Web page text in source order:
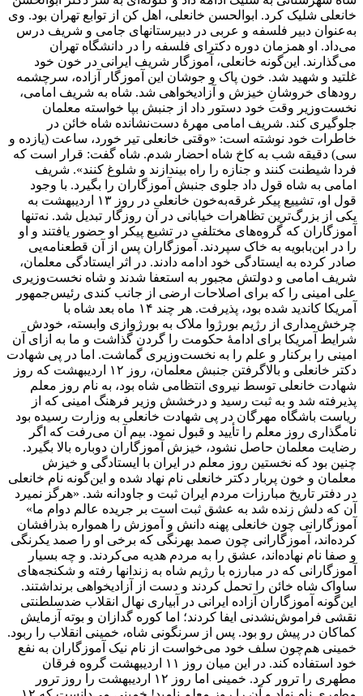
خانعلی شلیک کرد. ابوالحسن خانعلی، اهل کن از توابع تهران بود. وی
به‌عنوان دبیر فلسفه و عربی در دبیرستانهای جامی و شریف درس
می‌داد. او همزمان دوره دکترای فلسفه را در دانشگاه تهران
می‌گذارند. این‌گونه خانعلی، آموزگار شریف ایرانی در خون خود
غلتید و شهید شد. خون پاک و جوشان این آموزگار آزاده، سرچشمه
رودهای خروشانِ خیزش و آزادیخواهی شد. شاه به شریف امامی،
نخست‌وزیر وقت خود دستور داد از جنبش بپا خواسته معلمان
جلوگیری کند. شریف امامی مهرهٔ دست‌نشانده شاه خائن در
خاطرات خود نوشته است: «وقتی خانعلی تیر خورد، ساعت (یازده و
سی) دقیقه شب به کاخ شاه احضار شدم. شاه گفت: قرار است که
فردا شیطنت کنند و جنازه را راه بیندازند و شلوغ کنند». شریف
امامی به شاه قول داد جلوی جنبش آموزگاران را بگیرد. با وجود
قول او، تشییع پیکر غرقه‌به‌خون خانعلی در روز ۱۳ اردیبهشت به
یکی از بزرگ‌ترین تظاهرات خیابانی در آن روزگار تبدیل شد. نه‌تنها
آموزگاران که گروه‌های مختلفی در تشیع پیکر او حضور یافتند و او
را در ابن‌بابویه به خاک سپردند. آموزگاران پس از آن قطعنامه‌یی
صادر کرده به ایستادگی خود ادامه دادند. در اثر ایستادگی معلمان،
شریف امامی و دولتش مجبور به استعفا شدند و شاه نخست‌وزیری
علی امینی را که برای اصلاحات ارضی از جانب کندی رئیس‌جمهور
آمریکا کاندید شده بود، پذیرفت. هر چند ۱۴ ماه بعد شاه با
چرخش‌مداری از رژیم بورژوا ملاک به بورژوازی وابسته، خودش
شرایط آمریکا برای ادامهٔ حکومت را گردن گذاشت و ما به ازای آن
امینی را برکنار و علم را به نخست‌وزیری گماشت. اما در پی شهادت
دکتر خانعلی و بالا‌گرفتن جنبش معلمان، روز ۱۲ اردیبهشت که روز
شهادت خانعلی توسط نیروی انتظامی شاه بود، به نام روز معلم
پذیرفته شد و به ثبت رسید و درخشش وزیر فرهنگ امینی که از
ریاست باشگاه مهرگان در پی شهادت خانعلی به وزارت رسیده بود
نامگذاری روز معلم را تأیید و قبول نمود. بیم آن می‌رفت که اگر
رضایت معلمان حاصل نشود، خیزش آموزگاران دوباره بالا بگیرد.
چنین بود که نخستین روز معلم در ایران با ایستادگی و خیزش
معلمان و خون پربار دکتر خانعلی نام نهاد شده و این‌گونه نام خانعلی
در دفتر تاریخ مبارزات مردم ایران ثبت و جاودانه شد. «هرگز نمیرد
آن که دلش زنده شد به عشق ثبت است بر جریده عالم دوام ما»
آموزگارانی چون خانعلی پهنه دانش و آموزش را همواره بذرافشان
کرده‌اند، آموزگارانی چون صمد بهرنگی که برخی او را صمد یکرنگی
و صفا نام نهاده‌اند، عشق را به مردم هدیه می‌کردند. و چه بسیار
آموزگارانی که در مبارزه با رژیم شاه به زندانها رفته و شکنجه‌های
ساواک شاه خائن را تحمل کردند و دست از آزادیخواهی برنداشتند.
این‌گونه آموزگاران آزاده ایرانی در آبیاری نهال انقلاب ضدسلطنتی
نقشی فراموش‌نشدنی ایفا کردند؛ اما کوره گدازان و بوته آزمایش
کماکان در پیش رو بود. پس از سرنگونی شاه، خمینی انقلاب را ربود.
خمینی هم‌چون سلف خود می‌خواست از نام نیک آموزگاران به نفع
خود استفاده کند. در این میان روز ۱۱ اردیبهشت گروه فرقان
مطهری را ترور کرد. خمینی اما روز ۱۲ اردیبهشت را روز ترور